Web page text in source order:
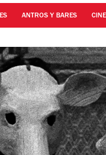
ANTROS Y BARES CINE